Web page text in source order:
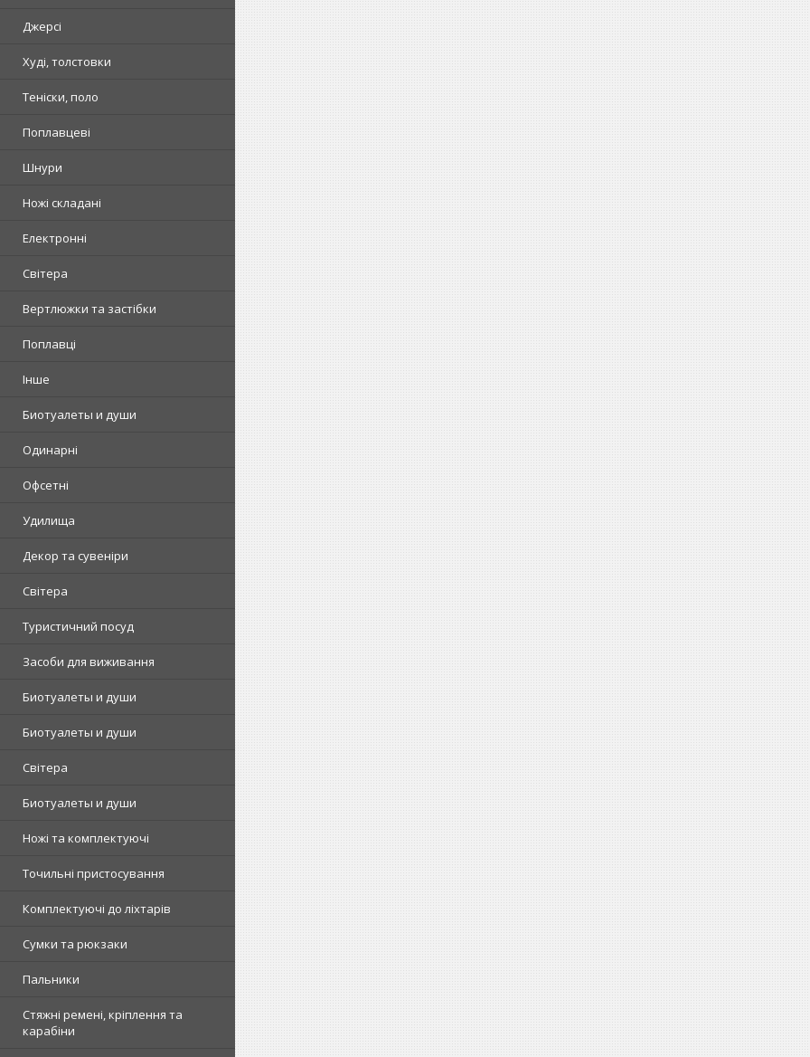
Джерсі
Худі, толстовки
Теніски, поло
Поплавцеві
Шнури
Ножі складані
Електронні
Світера
Вертлюжки та застібки
Поплавці
Інше
Биотуалеты и души
Одинарні
Офсетні
Удилища
Декор та сувеніри
Світера
Туристичний посуд
Засоби для виживання
Биотуалеты и души
Биотуалеты и души
Світера
Биотуалеты и души
Ножі та комплектуючі
Точильні пристосування
Комплектуючі до ліхтарів
Сумки та рюкзаки
Пальники
Стяжні ремені, кріплення та
карабіни